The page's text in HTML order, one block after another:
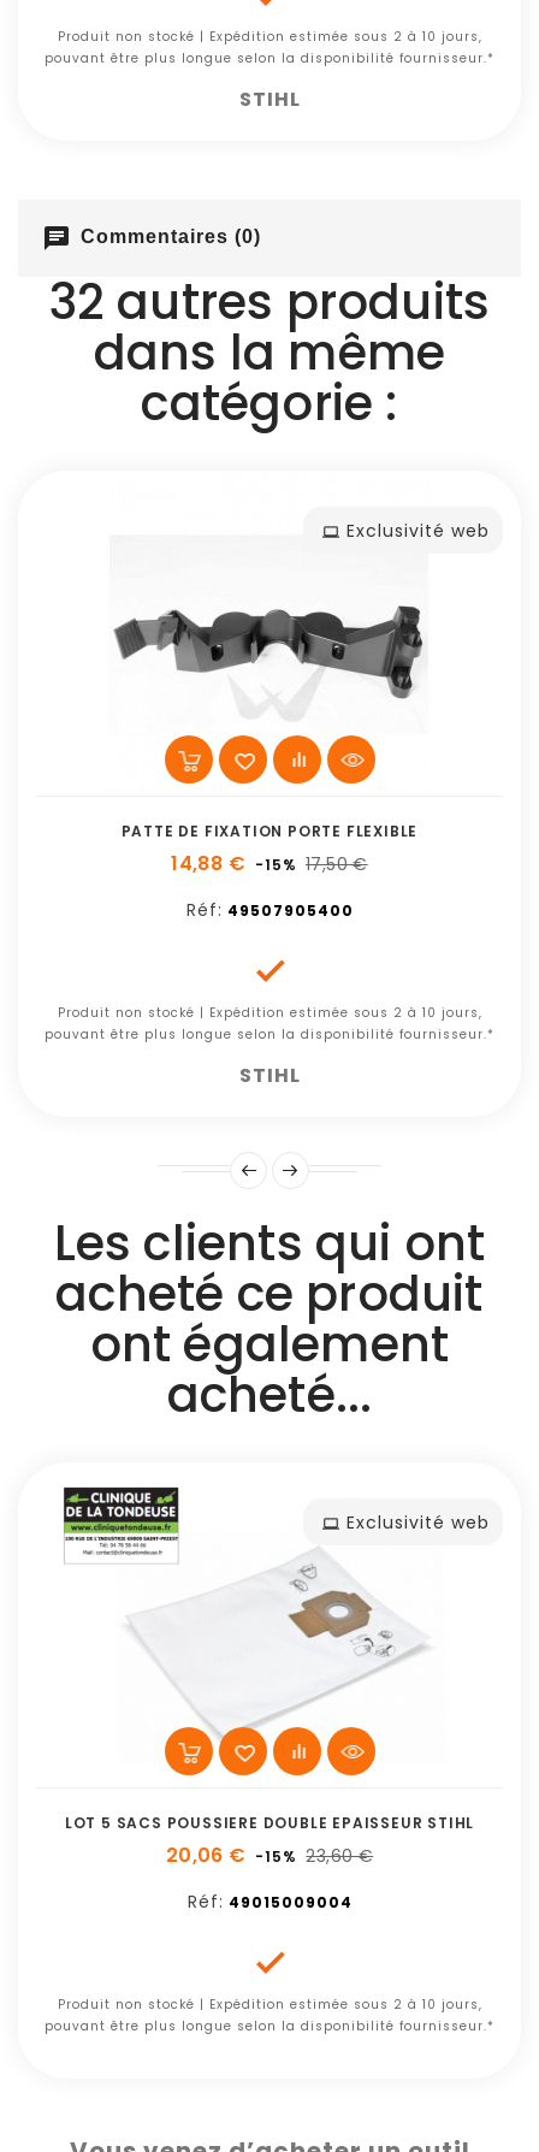
Produit non stocké | Expédition estimée sous 2 à 10 jours,
pouvant être plus longue selon la disponibilité fournisseur.*
STIHL
chat Commentaires (0)
32 autres produits
dans la même
catégorie :
Exclusivité web
PATTE DE FIXATION PORTE FLEXIBLE
14,88 € -15% 17,50 €
Réf: 49507905400

Produit non stocké | Expédition estimée sous 2 à 10 jours,
pouvant être plus longue selon la disponibilité fournisseur.*
STIHL
Les clients qui ont
acheté ce produit
ont également
acheté...
Exclusivité web
LOT 5 SACS POUSSIERE DOUBLE EPAISSEUR STIHL
20,06 € -15% 23,60 €
Réf: 49015009004

Produit non stocké | Expédition estimée sous 2 à 10 jours,
pouvant être plus longue selon la disponibilité fournisseur.*